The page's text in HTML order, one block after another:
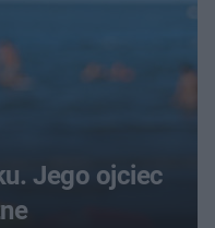
Jego ojciec